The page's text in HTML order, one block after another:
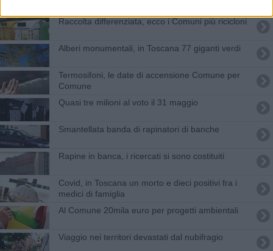
Raccolta differenziata, ecco i Comuni più ricicloni
Alberi monumentali, in Toscana 77 giganti verdi
Termosifoni, le date di accensione Comune per
Comune
Quasi tre milioni al voto il 31 maggio
Smantellata banda di rapinatori di banche
Rapine in banca, i ricercati si sono costituiti
Covid, in Toscana un morto e dieci positivi fra i
medici di famiglia
Al Comune 20mila euro per progetti ambientali
Viaggio nei territori devastati dal nubifragio